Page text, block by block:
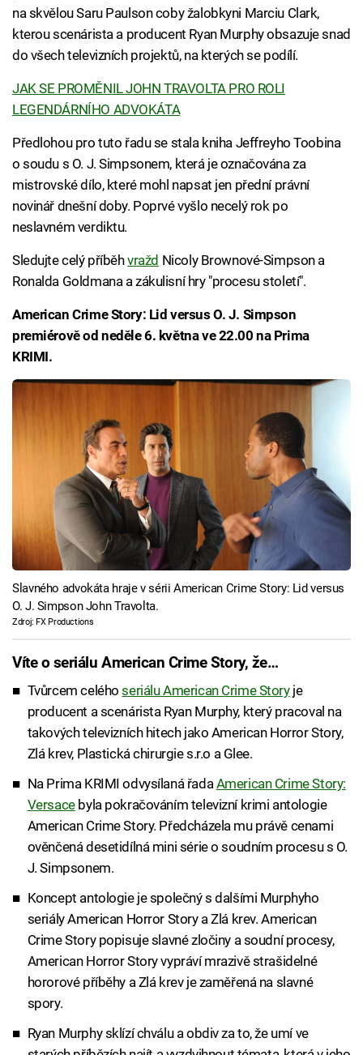
na skvělou Saru Paulson coby žalobkyni Marciu Clark,
kterou scenárista a producent Ryan Murphy obsazuje snad
do všech televizních projektů, na kterých se podílí.
JAK SE PROMĚNIL JOHN TRAVOLTA PRO ROLI
LEGENDÁRNÍHO ADVOKÁTA
Předlohou pro tuto řadu se stala kniha Jeffreyho Toobina
o soudu s O. J. Simpsonem, která je označována za
mistrovské dílo, které mohl napsat jen přední právní
novinář dnešní doby. Poprvé vyšlo necelý rok po
neslavném verdiktu.
Sledujte celý příběhvražd Nicoly Brownové-Simpson a
Ronalda Goldmana a zákulisní hry "procesu století".
American Crime Story: Lid versus O. J. Simpson
premiérově od neděle 6. května ve 22.00 na Prima
KRIMI.
Slavného advokáta hraje v sérii American Crime Story: Lid versus
O. J. Simpson John Travolta.
Zdroj: FX Productions
Víte o seriálu American Crime Story, že…
Tvůrcem celéhoseriálu American Crime Storyje
producent a scenárista Ryan Murphy, který pracoval na
takových televizních hitech jako American Horror Story,
Zlá krev, Plastická chirurgie s.r.o a Glee.
Na Prima KRIMI odvysílaná řada American Crime Story:
Versacebyla pokračováním televizní krimi antologie
American Crime Story. Předcházela mu právě cenami
ověnčená desetidílná mini série o soudním procesu s O.
J. Simpsonem.
Koncept antologie je společný s dalšími Murphyho
seriály American Horror Story a Zlá krev. American
Crime Story popisuje slavné zločiny a soudní procesy,
American Horror Story vypráví mrazivě strašidelné
hororové příběhy a Zlá krev je zaměřená na slavné
spory.
Ryan Murphy sklízí chválu a obdiv za to, že umí ve